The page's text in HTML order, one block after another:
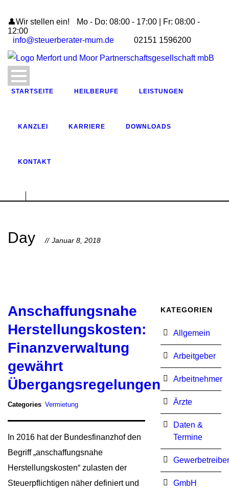
👤Wir stellen ein!
Mo - Do: 08:00 - 17:00 | Fr: 08:00 -
12:00
info@steuerberater-mum.de
02151 1596200
STARTSEITE HEILBERUFE LEISTUNGEN
KANZLEI KARRIERE DOWNLOADS
KONTAKT
Day Januar 8, 2018
Anschaffungsnahe
Herstellungskosten:
Finanzverwaltung
gewährt
Übergangsregelungen
Categories Vermietung
In 2016 hat der Bundesfinanzhof den
Begriff „anschaffungsnahe
Herstellungskosten“ zulasten der
Steuerpflichtigen näher definiert und
KATEGORIEN
Allgemein
Arbeitgeber
Arbeitnehmer
Ärzte
Daten &
Termine
GmbH